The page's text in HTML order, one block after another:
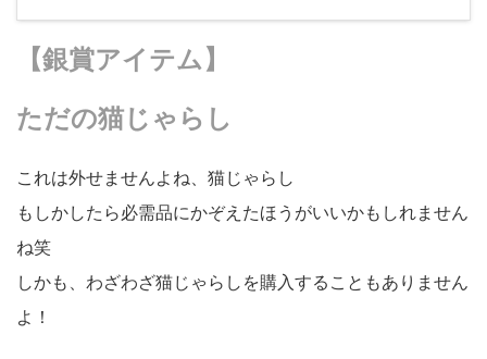
【銀賞アイテム】
ただの猫じゃらし
これは外せませんよね、猫じゃらし
もしかしたら必需品にかぞえたほうがいいかもしれません
ね笑
しかも、わざわざ猫じゃらしを購入することもありません
よ！